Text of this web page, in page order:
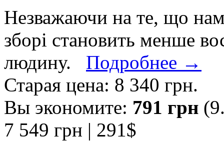
Незважаючи на те, що
зборі становить менше
людину.
Подробнее →
Старая цена: 8 340 грн.
Вы экономите: 791 грн
7 549 грн | 291$